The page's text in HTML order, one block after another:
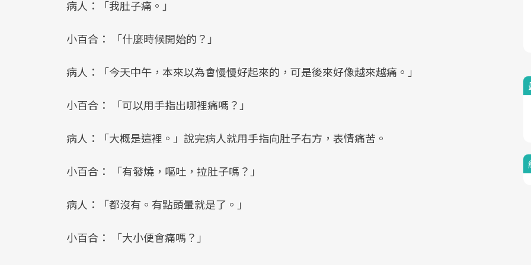
病人：「我肚子痛。」
小百合： 「什麼時候開始的？」
病人：「今天中午，本來以為會慢慢好起來的，可是後來好像越來越痛。」
小百合： 「可以用手指出哪裡痛嗎？」
病人：「大概是這裡。」說完病人就用手指向肚子右方，表情痛苦。
小百合： 「有發燒，嘔吐，拉肚子嗎？」
病人：「都沒有。有點頭暈就是了。」
小百合： 「大小便會痛嗎？」